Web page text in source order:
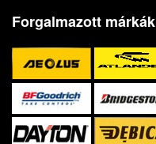
Forgalmazott márkák